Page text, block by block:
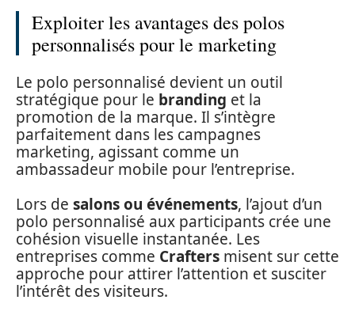
Exploiter les avantages des polos
personnalisés pour le marketing
Le polo personnalisé devient un outil
stratégique pour le branding et la
promotion de la marque. Il s’intègre
parfaitement dans les campagnes
marketing, agissant comme un
ambassadeur mobile pour l’entreprise.
Lors de salons ou événements, l’ajout d’un
polo personnalisé aux participants crée une
cohésion visuelle instantanée. Les
entreprises comme Crafters misent sur cette
approche pour attirer l’attention et susciter
l’intérêt des visiteurs.